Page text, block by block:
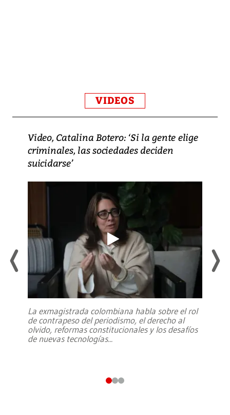
VIDEOS
Video, Catalina Botero: ‘Si la gente elige
criminales, las sociedades deciden
suicidarse’
La exmagistrada colombiana habla sobre el rol
de contrapeso del periodismo, el derecho al
olvido, reformas constitucionales y los desafíos
de nuevas tecnologías...